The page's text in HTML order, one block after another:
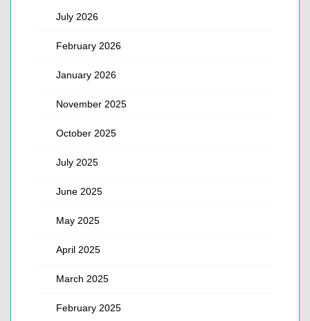
July 2026
February 2026
January 2026
November 2025
October 2025
July 2025
June 2025
May 2025
April 2025
March 2025
February 2025